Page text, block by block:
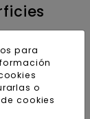
para
o
cookies